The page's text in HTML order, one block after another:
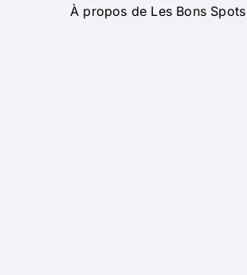
À propos de Les Bons Spots